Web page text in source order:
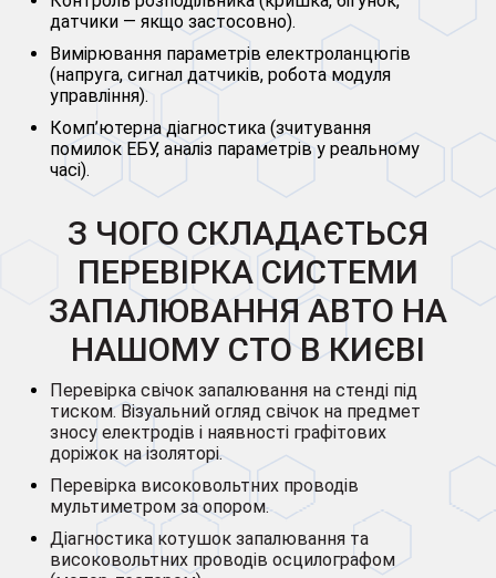
датчики — якщо застосовно).
Вимірювання параметрів електроланцюгів
(напруга, сигнал датчиків, робота модуля
управління).
Комп’ютерна діагностика (зчитування
помилок ЕБУ, аналіз параметрів у реальному
часі).
З ЧОГО СКЛАДАЄТЬСЯ
ПЕРЕВІРКА СИСТЕМИ
ЗАПАЛЮВАННЯ АВТО НА
НАШОМУ СТО В КИЄВІ
Перевірка свічок запалювання на стенді під
тиском. Візуальний огляд свічок на предмет
зносу електродів і наявності графітових
доріжок на ізоляторі.
Перевірка високовольтних проводів
мультиметром за опором.
Діагностика котушок запалювання та
високовольтних проводів осцилографом